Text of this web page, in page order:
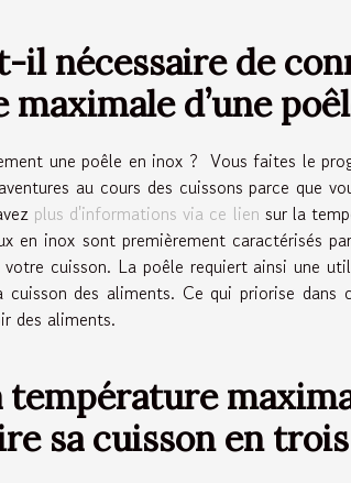
il nécessaire de
d’une
une poêle en inox ? Vous faites le
au cours des cuissons parce que
plus d'informations via ce lien sur la
en inox sont premièrement caractérisés
cuisson. La poêle requiert ainsi une
cuisson des aliments. Ce qui priorise
des aliments.
température
sa cuisson en